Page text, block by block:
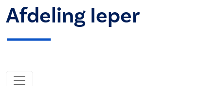
Afdeling Ieper